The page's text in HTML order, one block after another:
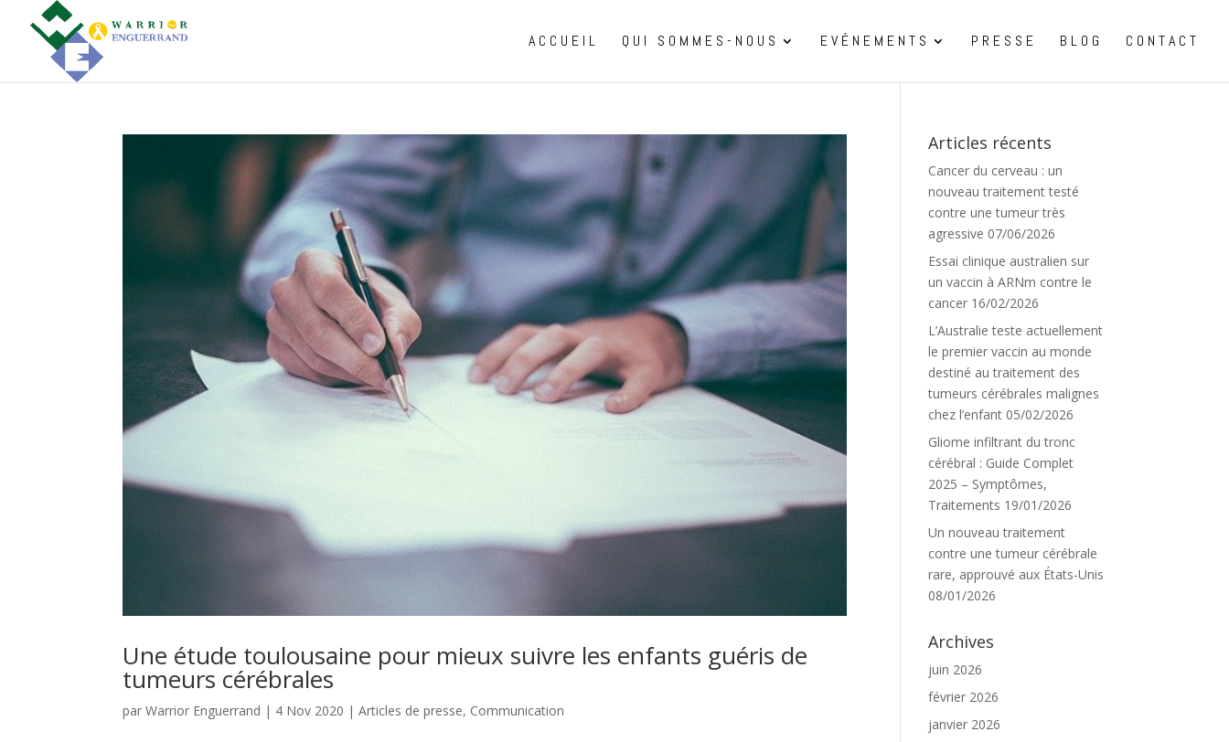
ACCUEIL QUI SOMMES-NOUS EVÉNEMENTS PRESSE BLOG CONTACT
Une étude toulousaine pour mieux suivre les enfants guéris de
tumeurs cérébrales
parWarrior Enguerrand | 4 Nov 2020 |Articles de presse, Communication
Articles récents
Cancer du cerveau : un
nouveau traitement testé
contre une tumeur très
agressive 07/06/2026
Essai clinique australien sur
un vaccin à ARNm contre le
cancer 16/02/2026
L’Australie teste actuellement
le premier vaccin au monde
destiné au traitement des
tumeurs cérébrales malignes
chez l’enfant 05/02/2026
Gliome infiltrant du tronc
cérébral : Guide Complet
2025 – Symptômes,
Traitements 19/01/2026
Un nouveau traitement
contre une tumeur cérébrale
rare, approuvé aux États-Unis
08/01/2026
Archives
juin 2026
février 2026
janvier 2026